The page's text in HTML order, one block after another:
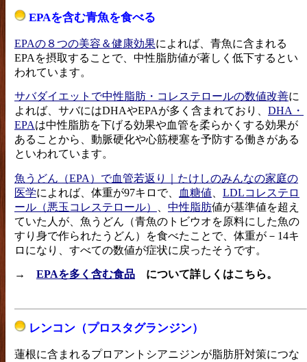
EPAを含む青魚を食べる
EPAの８つの美容＆健康効果によれば、青魚に含まれる
EPAを摂取することで、中性脂肪値が著しく低下するとい
われています。
サバダイエットで中性脂肪・コレステロールの数値改善に
よれば、サバにはDHAやEPAが多く含まれており、 DHA・
EPAは中性脂肪を下げる効果や血管を柔らかくする効果が
あることから、動脈硬化や心筋梗塞を予防する働きがある
といわれています。
魚うどん（EPA）で血管若返り｜たけしのみんなの家庭の
医学によれば、体重が97キロで、 血糖値
LDLコレステロ
ール（悪玉コレステロール）
中性脂肪値が基準値を超え
ていた人が、魚うどん（青魚のトビウオを原料にした魚の
すり身で作られたうどん）を食べたことで、体重が－14キ
ロになり、すべての数値が症状に戻ったそうです。
→ EPAを多く含む食品 について詳しくはこちら。
レンコン（プロスタグランジン）
蓮根に含まれるプロアントシアニジンが脂肪肝対策につな